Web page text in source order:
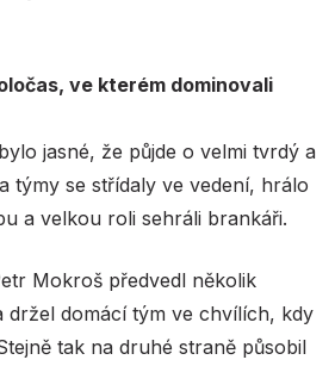
ve kterém dominovali
jasné, že půjde o velmi tvrdý a
týmy se střídaly ve vedení, hrálo
a velkou roli sehráli brankáři.
Mokroš předvedl několik
držel domácí tým ve chvílích, kdy
tak na druhé straně působil